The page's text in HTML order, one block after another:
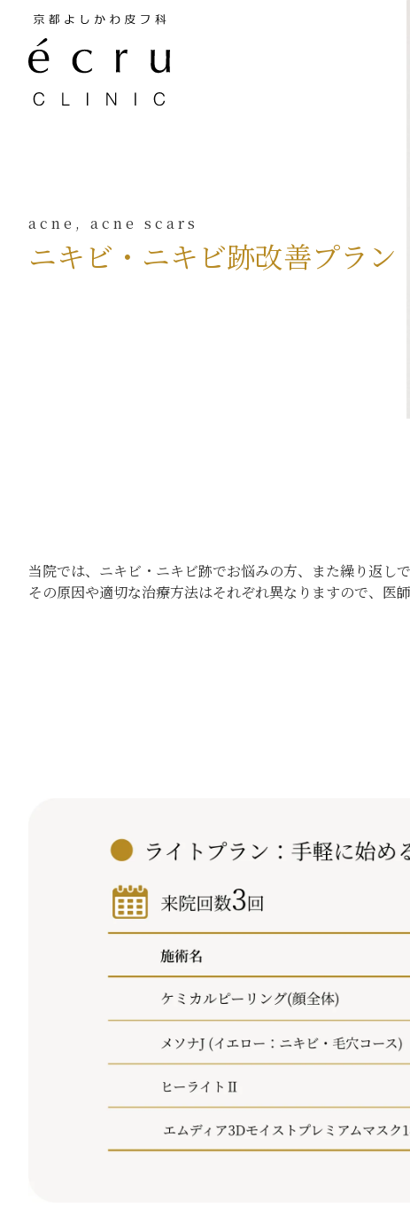
ニキビ・ニキビ跡改善プラン
当院では、ニキビ・ニキビ跡でお悩みの方、また繰り返し
その原因や適切な治療方法はそれぞれ異なりますので、医